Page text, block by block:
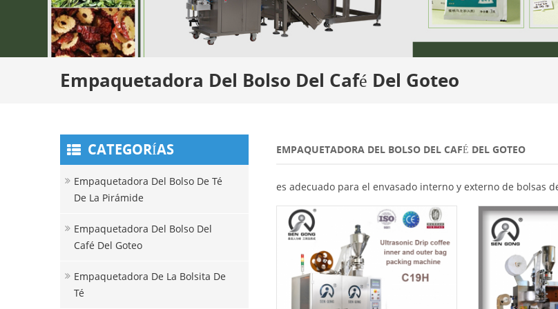
Empaquetadora Del Bolso Del Café Del Goteo
CATEGORÍAS
Empaquetadora Del Bolso De Té
De La Pirámide
Empaquetadora Del Bolso Del
Café Del Goteo
Empaquetadora De La Bolsita De
Té
EMPAQUETADORA DEL BOLSO DEL CAFÉ DEL GOTEO
es adecuado para el envasado interno y externo de bolsas